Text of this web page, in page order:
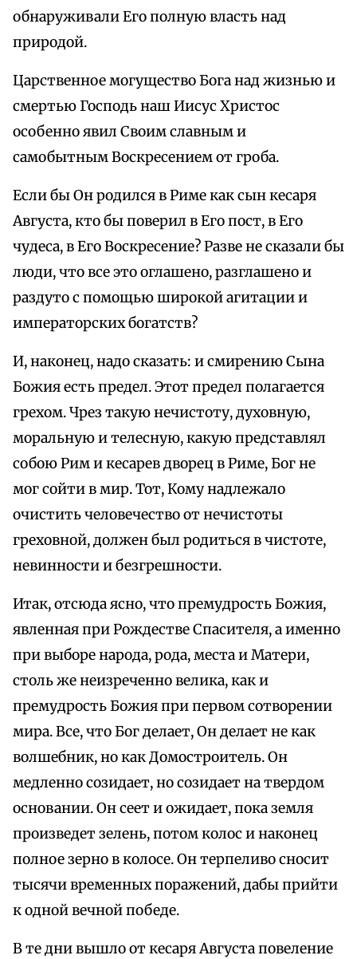
обнаруживали Его полную власть над
природой.
Царственное могущество Бога над жизнью и
смертью Господь наш Иисус Христос
особенно явил Своим славным и
самобытным Воскресением от гроба.
Если бы Он родился в Риме как сын кесаря
Августа, кто бы поверил в Его пост, в Его
чудеса, в Его Воскресение? Разве не сказали бы
люди, что все это оглашено, разглашено и
раздуто с помощью широкой агитации и
императорских богатств?
И, наконец, надо сказать: и смирению Сына
Божия есть предел. Этот предел полагается
грехом. Чрез такую нечистоту, духовную,
моральную и телесную, какую представлял
собою Рим и кесарев дворец в Риме, Бог не
мог сойти в мир. Тот, Кому надлежало
очистить человечество от нечистоты
греховной, должен был родиться в чистоте,
невинности и безгрешности.
Итак, отсюда ясно, что премудрость Божия,
явленная при Рождестве Спасителя, а именно
при выборе народа, рода, места и Матери,
столь же неизреченно велика, как и
премудрость Божия при первом сотворении
мира. Все, что Бог делает, Он делает не как
волшебник, но как Домостроитель. Он
медленно созидает, но созидает на твердом
основании. Он сеет и ожидает, пока земля
произведет зелень, потом колос и наконец
полное зерно в колосе. Он терпеливо сносит
тысячи временных поражений, дабы прийти
к одной вечной победе.
В те дни вышло от кесаря Августа повеление